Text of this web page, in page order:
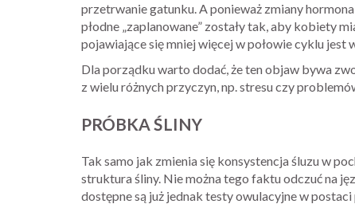
przetrwanie gatunku. A ponieważ zmiany
płodne „zaplanowane” zostały tak, aby kobiety
pojawiające się mniej więcej w połowie cyklu
Dla porządku warto dodać, że ten objaw bywa
z wielu różnych przyczyn, np. stresu czy
PRÓBKA ŚLINY
Tak samo jak zmienia się konsystencja śluzu w
struktura śliny. Nie można tego faktu odczuć na
dostępne są już jednak testy owulacyjne w